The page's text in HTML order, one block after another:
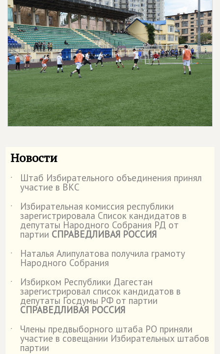
Новости
˙ Штаб Избирательного объединения принял
участие в ВКС
˙
Избирательная комиссия республики
зарегистрировала Список кандидатов в
депутаты Народного Собрания РД от
партии СПРАВЕДЛИВАЯ РОССИЯ
˙
Наталья Алипулатова получила грамоту
Народного Собрания
˙
Избирком Республики Дагестан
зарегистрировал список кандидатов в
депутаты Госдумы РФ от партии
СПРАВЕДЛИВАЯ РОССИЯ
˙
Члены предвыборного штаба РО приняли
участие в совещании Избирательных штабов
партии